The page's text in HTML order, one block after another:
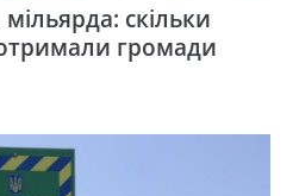
скільки
громади